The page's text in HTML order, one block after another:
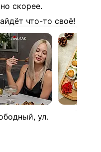
скорее.
что-то своё!
ул.